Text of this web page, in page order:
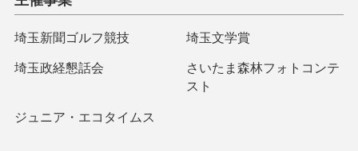
埼玉新聞ゴルフ競技 埼玉文学賞
埼玉政経懇話会
さいたま森林フォトコンテ
スト
ジュニア・エコタイムス